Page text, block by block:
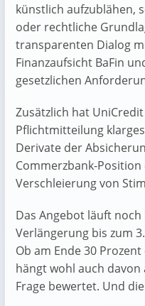
künstlich aufzublähen,
oder rechtliche
transparenten Dialog
Finanzaufsicht BaFin
gesetzlichen
Zusätzlich hat
Pflichtmitteilung
Derivate der
Commerzbank-
Verschleierung von
Das Angebot läuft noch
Verlängerung bis zum
Ob am Ende 30
hängt wohl auch davon
Frage bewertet. Und